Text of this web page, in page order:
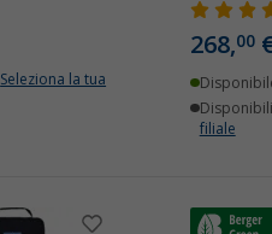
Seleziona la tua
268,00
filiale